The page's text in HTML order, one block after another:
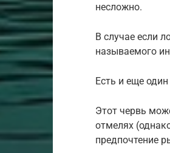
несложно.
В случае если
называемого
Есть и еще
Этот червь
отмелях
предпочтение